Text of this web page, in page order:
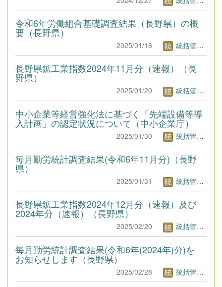
令和6年労働組合基礎調査結果（長野県）の概
要（長野県）
2025/01/16 統括管理者1
長野県鉱工業指数2024年11月分（速報）（長
野県）
2025/01/20 統括管理者1
中小企業等経営強化法に基づく「先端設備等導
入計画」の認定状況について（中小企業庁）
2025/01/30 統括管理者1
毎月勤労統計調査結果(令和6年11月分)（長野
県）
2025/01/31 統括管理者1
長野県鉱工業指数2024年12月分（速報）及び
2024年分（速報）（長野県）
2025/02/20 統括管理者1
毎月勤労統計調査結果(令和6年(2024年)分)を
お知らせします（長野県）
2025/02/28 統括管理者1